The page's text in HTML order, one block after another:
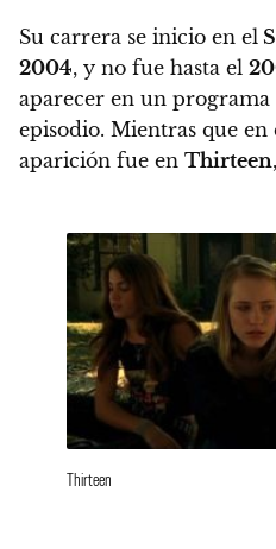
Su carrera se inicio en el
2004, y no fue hasta el
aparecer en un
episodio. Mientras que
aparición fue en Thirteen
Thirteen